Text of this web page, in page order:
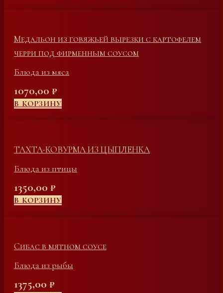
Медальон из говяжьей вырезки с картофелем
черри под фирменным соусом
Блюда из мяса
1070,00 ₽
В КОРЗИНУ
ТАХТА-КОВУРМА ИЗ ЦЫПЛЕНКА
Блюда из птицы
1350,00 ₽
В КОРЗИНУ
Сибас в мятном соусе
Блюда из рыбы
1375,00 ₽